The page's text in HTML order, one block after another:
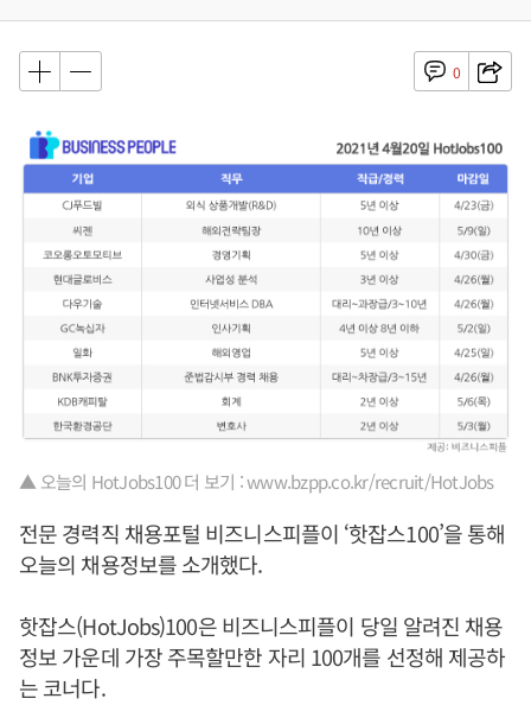
0
▲ 오늘의 HotJobs100 더 보기 : www.bzpp.co.kr/recruit/HotJobs
전문 경력직 채용포털 비즈니스피플이 ‘핫잡스100’을 통해
오늘의 채용정보를 소개했다.
핫잡스(HotJobs)100은 비즈니스피플이 당일 알려진 채용
정보 가운데 가장 주목할만한 자리 100개를 선정해 제공하
는 코너다.